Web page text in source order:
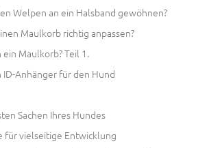
Welpen an ein Halsband gewöhnen?
Maulkorb richtig anpassen?
Maulkorb? Teil 1.
Anhänger für den Hund
Sachen Ihres Hundes
für vielseitige Entwicklung